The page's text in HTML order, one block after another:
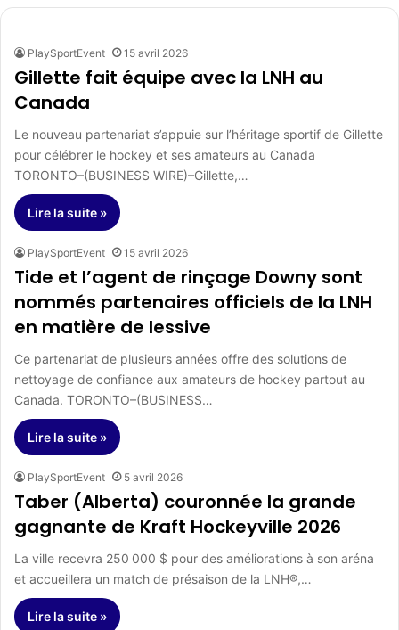
PlaySportEvent 15 avril 2026
Gillette fait équipe avec la LNH au
Canada
Le nouveau partenariat s’appuie sur l’héritage sportif de Gillette
pour célébrer le hockey et ses amateurs au Canada
TORONTO–(BUSINESS WIRE)–Gillette,…
Lire la suite »
PlaySportEvent 15 avril 2026
Tide et l’agent de rinçage Downy sont
nommés partenaires officiels de la LNH
en matière de lessive
Ce partenariat de plusieurs années offre des solutions de
nettoyage de confiance aux amateurs de hockey partout au
Canada. TORONTO–(BUSINESS…
Lire la suite »
PlaySportEvent 5 avril 2026
Taber (Alberta) couronnée la grande
gagnante de Kraft Hockeyville 2026
La ville recevra 250 000 $ pour des améliorations à son aréna
et accueillera un match de présaison de la LNH®,…
Lire la suite »